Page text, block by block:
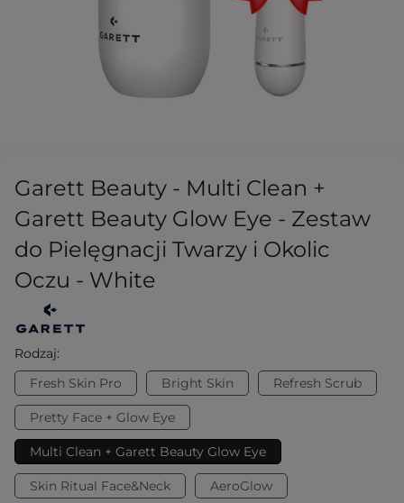
Garett Beauty - Multi Clean +
Garett Beauty Glow Eye - Zestaw
do Pielęgnacji Twarzy i Okolic
Oczu - White
Rodzaj:
Fresh Skin Pro
Bright Skin Refresh Scrub
Pretty Face + Glow Eye
Multi Clean + Garett Beauty Glow Eye
Skin Ritual Face&Neck
AeroGlow